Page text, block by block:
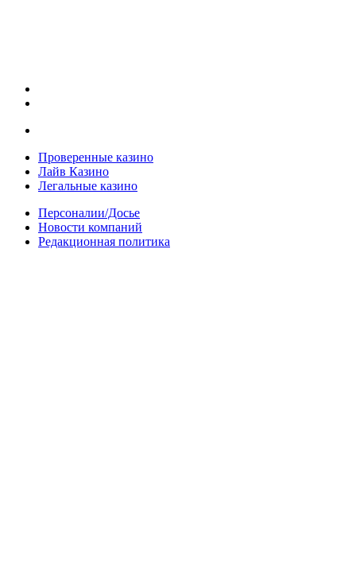
Проверенные казино
Лайв Казино
Легальные казино
Персоналии/Досье
Новости компаний
Редакционная политика